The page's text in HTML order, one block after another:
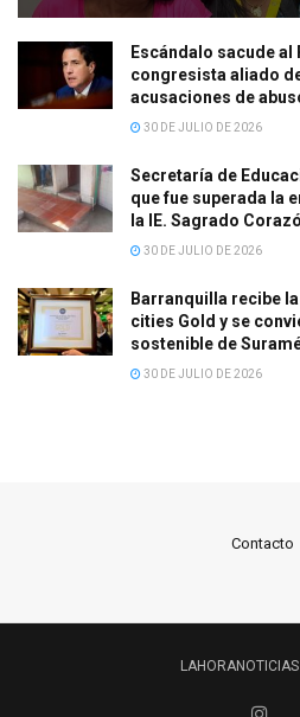
Escándalo sacude
congresista aliado
acusaciones de
30 DE JULIO DE 2026
Secretaría de
que fue superada la
la IE. Sagrado
30 DE JULIO DE 2026
Barranquilla recibe
cities Gold y se
sostenible de
30 DE JULIO DE 2026
Contacto